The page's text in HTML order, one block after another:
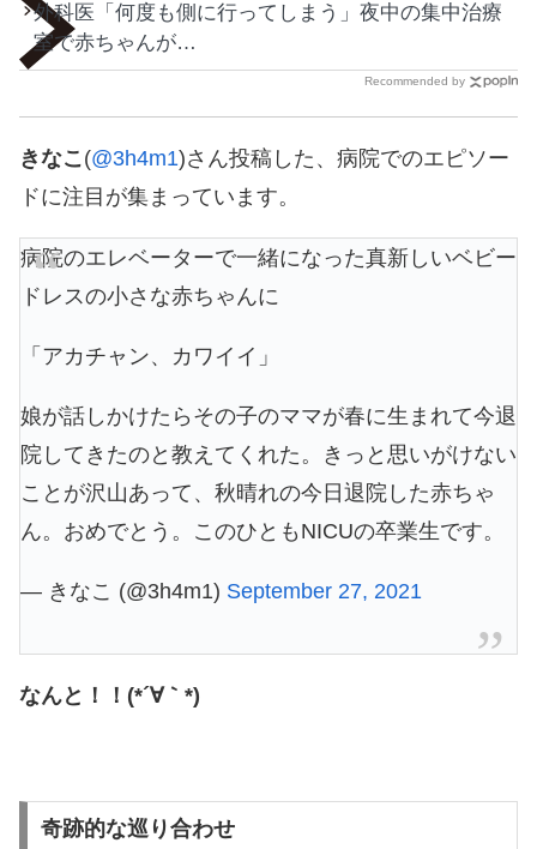
外科医「何度も側に行ってしまう」夜中の集中治療
室で赤ちゃんが…
Recommended by
きなこ(@3h4m1)さん投稿した、病院でのエピソー
ドに注目が集まっています。
病院のエレベーターで一緒になった真新しいベビー
ドレスの小さな赤ちゃんに
「アカチャン、カワイイ」
娘が話しかけたらその子のママが春に生まれて今退
院してきたのと教えてくれた。きっと思いがけない
ことが沢山あって、秋晴れの今日退院した赤ちゃ
ん。おめでとう。このひともNICUの卒業生です。
— きなこ (@3h4m1) September 27, 2021
なんと！！(*´∀｀*)
奇跡的な巡り合わせ